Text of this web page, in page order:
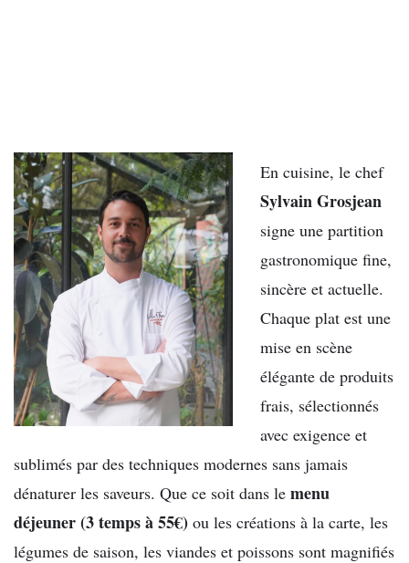
En cuisine, le chef
Sylvain Grosjean
signe une partition
gastronomique fine,
sincère et actuelle.
Chaque plat est une
mise en scène
élégante de produits
frais, sélectionnés
avec exigence et
sublimés par des techniques modernes sans jamais
dénaturer les saveurs. Que ce soit dans le menu
déjeuner (3 temps à 55€) ou les créations à la carte, les
légumes de saison, les viandes et poissons sont magnifiés